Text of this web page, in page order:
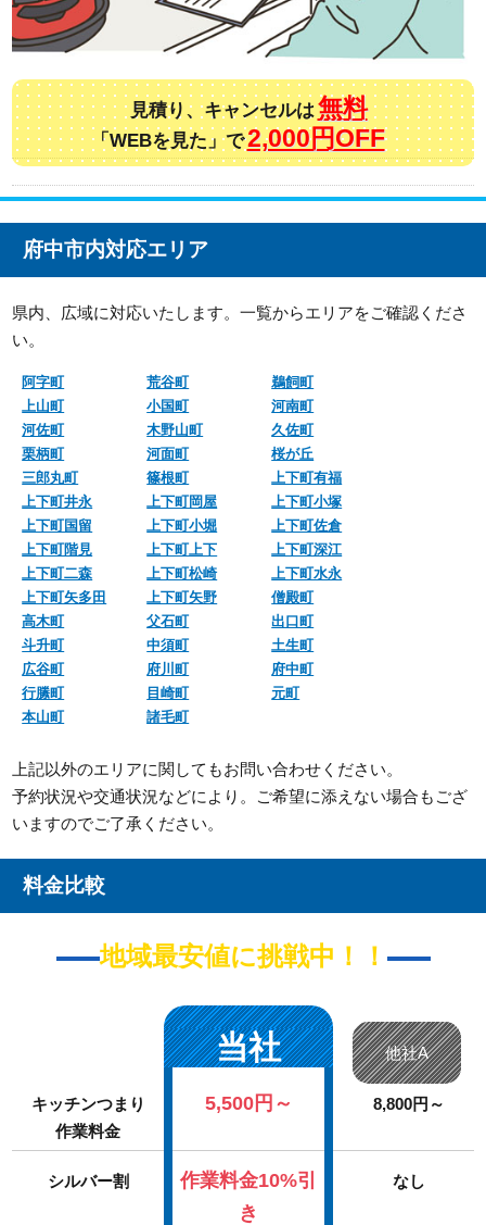
見積り、キャンセルは 無料
「WEBを見た」で2,000円OFF
府中市内対応エリア
県内、広域に対応いたします。一覧からエリアをご確認くださ
い。
阿字町 荒谷町
鵜飼町
上山町
小国町
河南町
河佐町
木野山町
久佐町
栗柄町
河面町
桜が丘
三郎丸町
篠根町
上下町有福
上下町井永
上下町岡屋
上下町小塚
上下町国留
上下町小堀
上下町佐倉
上下町階見
上下町上下
上下町深江
上下町二森
上下町松崎
上下町水永
上下町矢多田
上下町矢野
僧殿町
高木町
父石町
出口町
斗升町
中須町
土生町
広谷町
府川町
府中町
行縢町
目崎町
元町
本山町
諸毛町
上記以外のエリアに関してもお問い合わせください。
予約状況や交通状況などにより。ご希望に添えない場合もござ
いますのでご了承ください。
料金比較
地域最安値に挑戦中！！
当社 他社A
キッチンつまり
作業料金
5,500円～ 8,800円～
シルバー割
作業料金10%引
き
なし